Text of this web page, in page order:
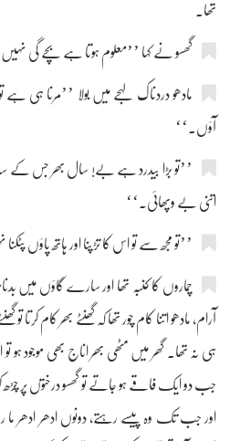
تھا۔
گھسو نے کہا ’’معلوم ہوتا ہے بچے گی نہیں۔
مادھو دردناک لہجے میں بولا ’’مرنا ہی ہے
آؤں۔‘‘
’’تو بڑا بیدرد ہے بے! سال بھر جس کے
اتنی بے وپھائی۔‘‘
’’تو مجھ سے تو اس کا تڑپنا اور ہاتھ پاؤں
چماروں کا کنبہ تھا اور سارے گاؤں میں
آرام، مادھو اتنا کام چور تھا کہ گھنٹے بھر کام کرتا
ہی نہ تھا۔ گھر میں مٹھی بھر اناج بھی موجود
جب دو ایک فاقے ہو جاتے تو گھسو درختوں پر چڑھ کر
اور جب تک وہ پیسے رہتے، دونوں ادھر